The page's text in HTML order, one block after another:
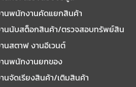
านพนักงานคัดแยกสินค้า
านนับสต็อกสินค้า/ตรวจสอบทรัพย์สิน
นสตาฟ งานอีเวนต์
นพนักงานยกของ
นจัดเรียงสินค้า/เติมสินค้า